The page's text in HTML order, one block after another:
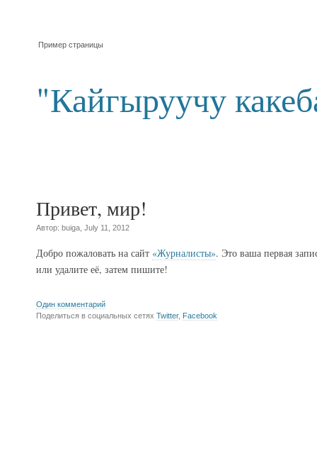
Пример страницы
"Кайгыруучу
Привет, мир!
Автор: buiga, July 11, 2012
Добро пожаловать на сайт «Журналисты». Это ваша первая
или удалите её, затем пишите!
Один комментарий
Поделиться в социальных сетях Twitter, Facebook